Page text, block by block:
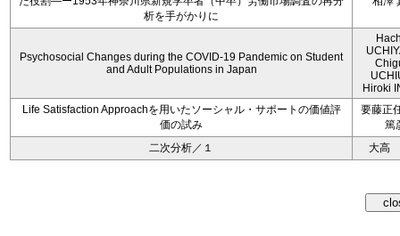
析を手がかりに
Psychosocial Changes during the COVID-19 Pandemic on Student
and Adult Populations in Japan
Hiroki
Life Satisfaction Approachを用いたソーシャル・サポートの価値評
価の試み
要藤正
篤
二次分析／１
大高